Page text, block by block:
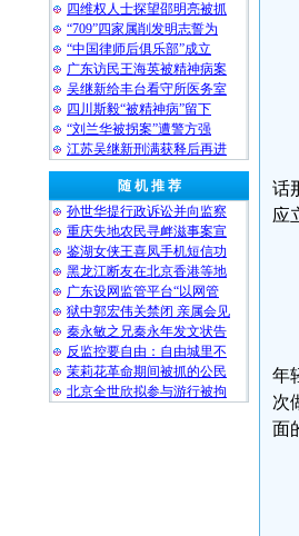
四维权人士探望邵明亮被抓
“709”四家属削发明志誓为
“中国律师后俱乐部”成立
广东访民王海英被精神病案
吴继新给丰台看守所医务室
四川斯毅“被精神病”留下
“刘兰华被拐案”遭警方强
江苏吴继新刑满获释后再进
随 机 推 荐
孙世华提行政诉讼并向监察
重庆失地农民寻衅滋事案宣
鉴湖女侠王喜凤手机短信功
黑龙江断友在北京香港等地
广东设网监管平台“以网管
狱中郭宏伟关禁闭 亲属会见
秦永敏之兄秦永年发文状告
反监控要自由：自由城里不
茉莉花革命期间被抓的公民
北京全世欣拟参与游行被拘
话
应
年
次
面